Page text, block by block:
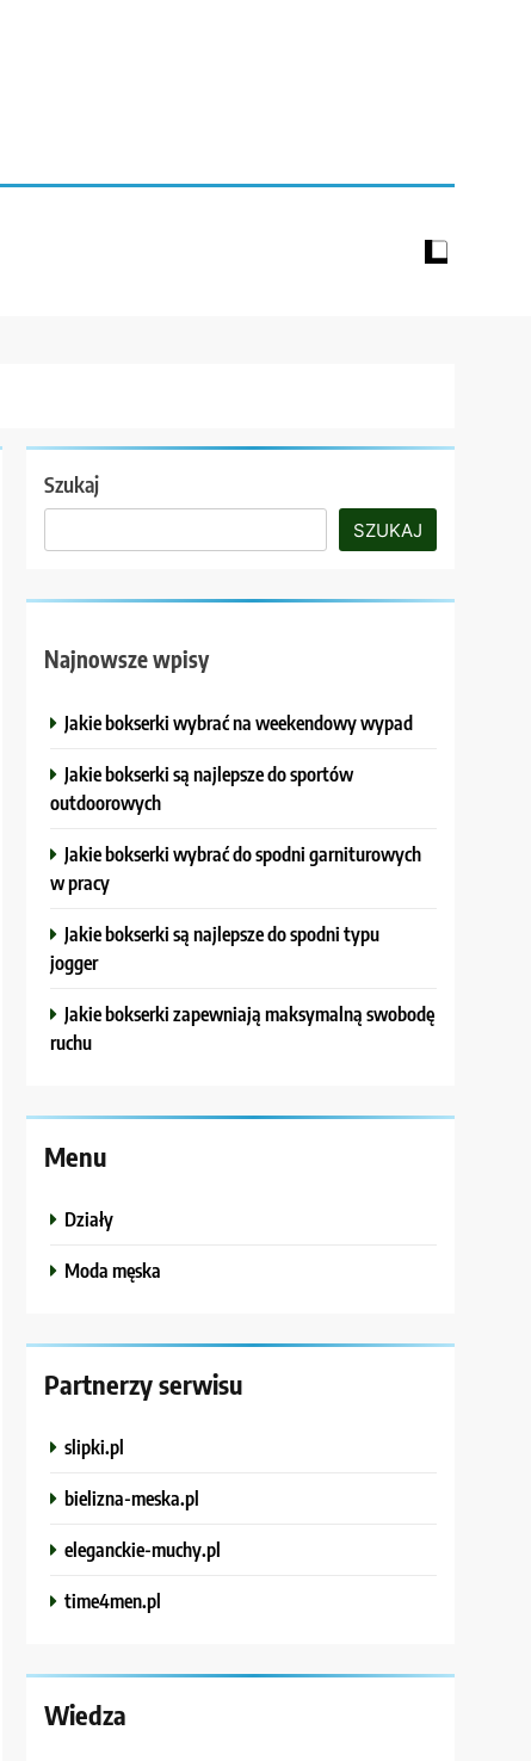
Szukaj
SZUKAJ
Najnowsze wpisy
Jakie bokserki wybrać na weekendowy wypad
Jakie bokserki są najlepsze do sportów
outdoorowych
Jakie bokserki wybrać do spodni garniturowych
w pracy
Jakie bokserki są najlepsze do spodni typu
jogger
Jakie bokserki zapewniają maksymalną swobodę
ruchu
Menu
Działy
Moda męska
Partnerzy serwisu
slipki.pl
bielizna-meska.pl
eleganckie-muchy.pl
time4men.pl
Wiedza